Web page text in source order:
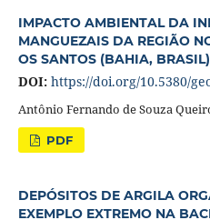
IMPACTO AMBIENTAL DA
MANGUEZAIS DA REGIÃO
OS SANTOS (BAHIA, BRASIL)
DOI: https://doi.org/10.5380/
Antônio Fernando de Souza
PDF
DEPÓSITOS DE ARGILA
EXEMPLO EXTREMO NA